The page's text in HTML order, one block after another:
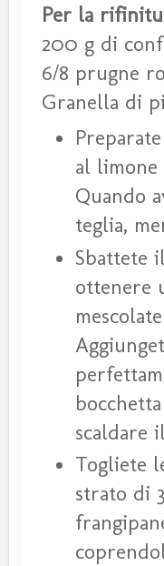
Per la
200 g di
6/8 prugne
Granella di
al limone
Quando
teglia,
Sbattete
ottenere
scaldare
Togliete
strato di